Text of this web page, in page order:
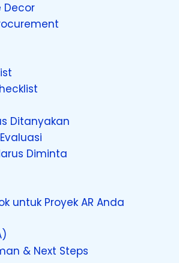
Decor
Ditanyakan
Diminta
untuk Proyek AR Anda
& Next Steps